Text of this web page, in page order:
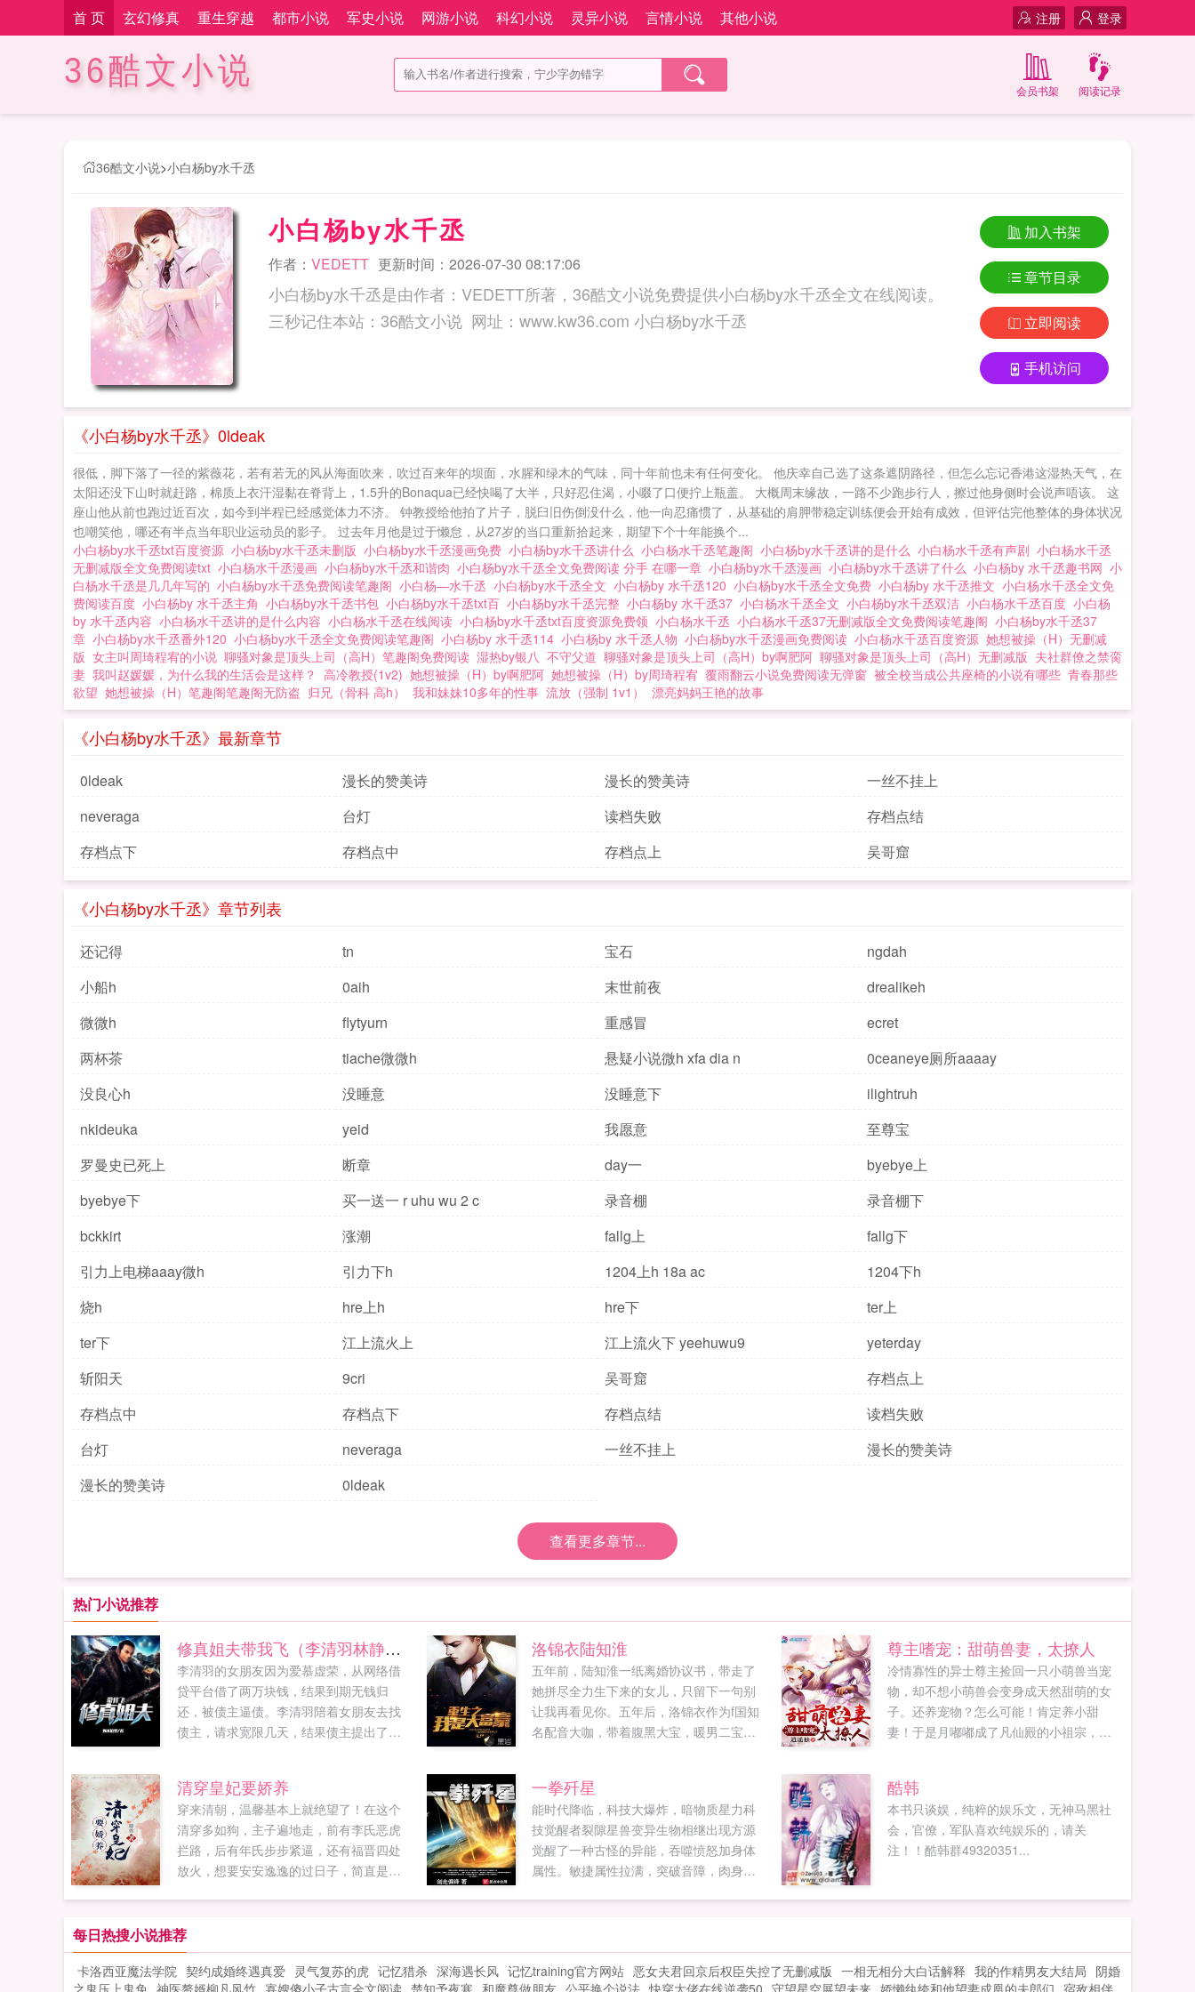
首 页 玄幻修真 重生穿越 都市小说 军史小说 网游小说 科幻小说 灵异小说 言情小说 其他小说 登录
注册
36酷文小说 阅读记录
会员书架
36酷文小说>小白杨by水千丞
小白杨by水千丞
作者： VEDETT 更新时间：2026-07-30 08:17:06
小白杨by水千丞是由作者：VEDETT所著，36酷文小说免费提供小白杨by水千丞全文在线阅读。
三秒记住本站：36酷文小说 网址：www.kw36.com 小白杨by水千丞
加入书架
章节目录
立即阅读
手机访问
《小白杨by水千丞》0ldeak
很低，脚下落了一径的紫薇花，若有若无的风从海面吹来，吹过百来年的坝面，水腥和绿木的气味，同十年前也未有任何变化。 他庆幸自己选了这条遮阴路径，但怎么忘记香港这湿热天气，在
太阳还没下山时就赶路，棉质上衣汗湿黏在脊背上，1.5升的Bonaqua已经快喝了大半，只好忍住渴，小啜了口便拧上瓶盖。 大概周末缘故，一路不少跑步行人，擦过他身侧时会说声唔该。 这
座山他从前也跑过近百次，如今到半程已经感觉体力不济。 钟教授给他拍了片子，脱臼旧伤倒没什么，他一向忍痛惯了，从基础的肩胛带稳定训练便会开始有成效，但评估完他整体的身体状况
也嘲笑他，哪还有半点当年职业运动员的影子。 过去年月他是过于懒怠，从27岁的当口重新拾起来，期望下个十年能换个...
小白杨by水千丞txt百度资源 小白杨by水千丞未删版 小白杨by水千丞漫画免费 小白杨by水千丞讲什么 小白杨水千丞笔趣阁 小白杨by水千丞讲的是什么 小白杨水千丞有声剧 小白杨水千丞
无删减版全文免费阅读txt 小白杨水千丞漫画 小白杨by水千丞和谐肉 小白杨by水千丞全文免费阅读 分手 在哪一章 小白杨by水千丞漫画 小白杨by水千丞讲了什么 小白杨by 水千丞趣书网 小
白杨水千丞是几几年写的 小白杨by水千丞免费阅读笔趣阁 小白杨—水千丞 小白杨by水千丞全文 小白杨by 水千丞120 小白杨by水千丞全文免费 小白杨by 水千丞推文 小白杨水千丞全文免
费阅读百度 小白杨by 水千丞主角 小白杨by水千丞书包 小白杨by水千丞txt百 小白杨by水千丞完整 小白杨by 水千丞37 小白杨水千丞全文 小白杨by水千丞双洁 小白杨水千丞百度 小白杨
by 水千丞内容 小白杨水千丞讲的是什么内容 小白杨水千丞在线阅读 小白杨by水千丞txt百度资源免费领 小白杨水千丞 小白杨水千丞37无删减版全文免费阅读笔趣阁 小白杨by水千丞37
章 小白杨by水千丞番外120 小白杨by水千丞全文免费阅读笔趣阁 小白杨by 水千丞114 小白杨by 水千丞人物 小白杨by水千丞漫画免费阅读 小白杨水千丞百度资源 她想被操（H）无删减
版 女主叫周琦程宥的小说 聊骚对象是顶头上司（高H）笔趣阁免费阅读 湿热by银八 不守父道 聊骚对象是顶头上司（高H）by啊肥阿 聊骚对象是顶头上司（高H）无删减版 夫社群僚之禁脔
妻 我叫赵媛媛，为什么我的生活会是这样？ 高冷教授(1v2) 她想被操（H）by啊肥阿 她想被操（H）by周琦程宥 覆雨翻云小说免费阅读无弹窗 被全校当成公共座椅的小说有哪些 青春那些
欲望 她想被操（H）笔趣阁笔趣阁无防盗 归兄（骨科 高h） 我和妹妹10多年的性事 流放（强制 1v1） 漂亮妈妈王艳的故事
《小白杨by水千丞》最新章节
0ldeak 漫长的赞美诗 漫长的赞美诗
一丝不挂上
neveraga
台灯 读档失败
存档点结
存档点下
存档点中 存档点上 吴哥窟
《小白杨by水千丞》章节列表
还记得 tn 宝石
ngdah
小船h
0aih 末世前夜
drealikeh
微微h
flytyurn 重感冒
ecret
两杯茶
tiache微微h 悬疑小说微h xfa dia n
0ceaneye厕所aaaay
没良心h
没睡意 没睡意下
ilightruh
nkideuka
yeid 我愿意
至尊宝
罗曼史已死上
断章 day一
byebye上
byebye下
买一送一 r uhu wu 2 c 录音棚
录音棚下
bckkirt
涨潮 fallg上
fallg下
引力上电梯aaay微h
引力下h 1204上h 18a ac
1204下h
烧h
hre上h hre下
ter上
ter下
江上流火上 江上流火下 yeehuwu9
yeterday
斩阳天
9cri 吴哥窟
存档点上
存档点中
存档点下 存档点结
读档失败
台灯
neveraga 一丝不挂上
漫长的赞美诗
漫长的赞美诗
0ldeak
查看更多章节...
热门小说推荐
修真姐夫带我飞（李清羽林静雅）
李清羽的女朋友因为爱慕虚荣，从网络借
贷平台借了两万块钱，结果到期无钱归
还，被债主逼债。李清羽陪着女朋友去找
债主，请求宽限几天，结果债主提出了一
异瞳高手李清羽林静雅还不错的话请不要
忘记向您QQ群和微博里的朋友推荐哦！...
洛锦衣陆知淮
五年前，陆知淮一纸离婚协议书，带走了
她拼尽全力生下来的女儿，只留下一句别
让我再看见你。五年后，洛锦衣作为f国知
名配音大咖，带着腹黑大宝，暖男二宝，
对cp，磕了！洛锦衣斗绿茶，陆知淮治绿
箭，洛执道后悔了吧，晚了！剩下俩宝拍
手看热闹，某霸道陆总临危不惧，知难而
上...
尊主嗜宠：甜萌兽妻，太撩人
冷情寡性的异士尊主捡回一只小萌兽当宠
物，却不想小萌兽会变身成天然甜萌的女
子。还养宠物？怎么可能！肯定养小甜
妻！于是月嘟嘟成了凡仙殿的小祖宗，可
狂宠，把她宠上天，日子自然过的美滋
滋。她看起来柔弱但可不是任人欺负的
主，她人缘极好，遍地高人朋友，万千猛
兽听令于她，火家秘宝在她手上，还有神
尊主夫君护...
清穿皇妃要娇养
穿来清朝，温馨基本上就绝望了！在这个
清穿多如狗，主子遍地走，前有李氏恶虎
拦路，后有年氏步步紧逼，还有福晋四处
放火，想要安安逸逸的过日子，简直是难
一拳歼星
能时代降临，科技大爆炸，暗物质星力科
技觉醒者裂隙星兽变异生物相继出现方源
觉醒了一种古怪的异能，吞噬愤怒加身体
属性。敏捷属性拉满，突破音障，肉身音
意识植入，思维控制注本书走从国从军路
线。导读第363章肉身音第426章强相互作
酷韩
本书只谈娱，纯粹的娱乐文，无神马黑社
会，官僚，军队喜欢纯娱乐的，请关
注！！酷韩群49320351...
每日热搜小说推荐
卡洛西亚魔法学院 契约成婚终遇真爱 灵气复苏的虎 记忆猎杀 深海遇长风 记忆training官方网站 恶女夫君回京后权臣失控了无删减版 一相无相分大白话解释 我的作精男友大结局 阴婚
之鬼压上鬼免 神医赘婿柳凡风竹 寡嫂傻小子古言全文阅读 楚知予夜寒 和魔尊做朋友 公平换个说法 快穿大佬在线逆袭50 守望星空展望未来 娇懒纨绔和他望妻成凰的夫郎们 宿敌相伴